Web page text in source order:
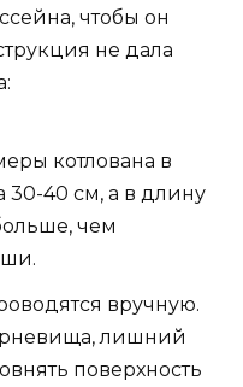
чтобы он
не дала
котлована в
30-40 см, а в длину
чем
вручную.
лишний
поверхность